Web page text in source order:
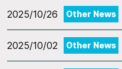
2025/10/26 Other News
2025/10/02 Other News